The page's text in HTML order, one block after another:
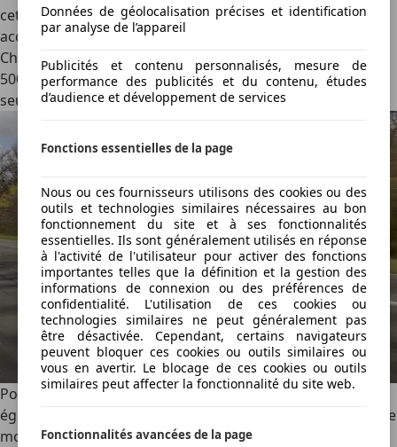
cette batterie. Alors que les Européens se font des
accolades en voyant 330 kW s’afficher sur le chargeur, les
Chinois rigolent. La Denza Z9 GT peut charger…jusqu’à 1
500 kW ! En français : sa batterie passera de 10 à 97 % en
seulement 9 minutes.
Pour ceux qui désirent aller plus loin, Denza décline
également sa Z9 GT en version hybride rechargeable. Cette
motorisation est toujours composée de trois moteurs
Données de géolocalisation précises et identification
par analyse de l’appareil
Publicités et contenu personnalisés, mesure de
performance des publicités et du contenu, études
d’audience et développement de services
Fonctions essentielles de la page
Nous ou ces fournisseurs utilisons des cookies ou des
outils et technologies similaires nécessaires au bon
fonctionnement du site et à ses fonctionnalités
essentielles. Ils sont généralement utilisés en réponse
à l'activité de l'utilisateur pour activer des fonctions
importantes telles que la définition et la gestion des
informations de connexion ou des préférences de
confidentialité. L'utilisation de ces cookies ou
technologies similaires ne peut généralement pas
être désactivée. Cependant, certains navigateurs
peuvent bloquer ces cookies ou outils similaires ou
vous en avertir. Le blocage de ces cookies ou outils
similaires peut affecter la fonctionnalité du site web.
Fonctionnalités avancées de la page